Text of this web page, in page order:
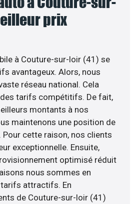
prix
à Couture-sur-loir (41) se
avantageux. Alors, nous
réseau national. Cela
tarifs compétitifs. De fait,
montants à nos
maintenons une position de
Pour cette raison, nos clients
exceptionnelle. Ensuite,
optimisé réduit
nous sommes en
attractifs. En
de Couture-sur-loir (41)